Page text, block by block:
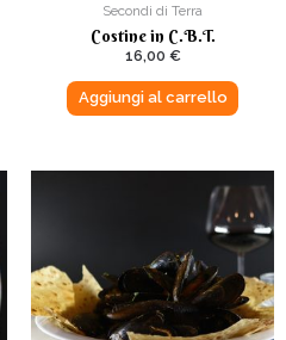
Secondi di Terra
Costine in C.B.T.
16,00 €
Aggiungi al carrello